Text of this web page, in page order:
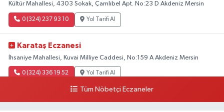
Kültür Mahallesi, 4303 Sokak, Çamlıbel Apt. No:23 D Akdeniz Mersin
0 (324) 237 93 10 Yol Tarifi Al
Karataş Eczanesi
İhsaniye Mahallesi, Kuvai Milliye Caddesi, No:159 A Akdeniz Mersin
0 (324) 336 19 52 Yol Tarifi Al
Tüm Nöbetçi Eczaneler